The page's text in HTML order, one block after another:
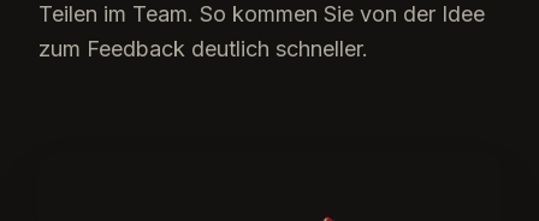
Teilen im Team. So kommen Sie von der Idee
zum Feedback deutlich schneller.